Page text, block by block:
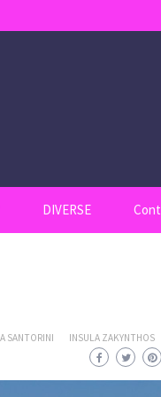
DIVERSE
SANTORINI INSULA ZAKYNTHOS